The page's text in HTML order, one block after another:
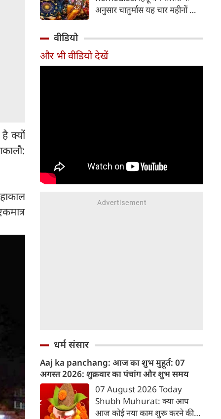
क्यों
2026 की तारीख...
अनुसार चातुर्मास यह चार महीनों का
आप अपनी राशि के अनुसार चातुर्मास
में कुछ विशेष उपाय करते हैं, तो
वीडियो
और भी वीडियो देखें
धर्म संसार
Aaj ka panchang: आज का शुभ मुहूर्त: 07
अगस्‍त 2026: शुक्रवार का पंचांग और शुभ समय
07 August 2026 Today
Shubh Muhurat: क्या आप
आज कोई नया काम शुरू करने की